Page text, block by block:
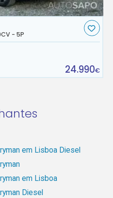
- 5P
24.990€
em Lisboa Diesel
em Lisboa
Diesel